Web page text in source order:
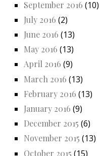
September 2016 (10)
July 2016 (2)
June 2016 (13)
May 2016 (13)
April 2016 (9)
March 2016 (13)
February 2016 (13)
January 2016 (9)
December 2015 (6)
November 2015 (13)
October 2015 (15)